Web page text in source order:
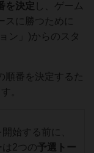
を決定 し、ゲーム
に勝つために
ン」)からのスタ
番を決定するた
。
始する前に、
は2つの予選トー